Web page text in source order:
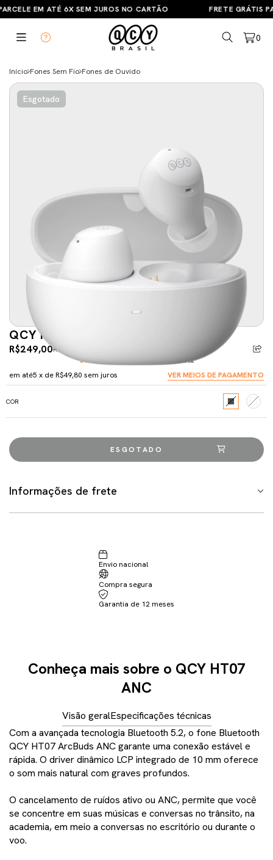
EM ATÉ 6X SEM JUROS NO CARTÃO FRETE GRÁTIS
0
Esgotado
Início Fones Sem Fio Fones de Ouvido
QCY HT07 ANC
R$249,00R$310,00
5% de descontopagando com Pix
em até5 x deR$49,80 sem juros VER MEIOS DE PAGAMENTO
COR
Informações de frete
Envio nacional
Compra segura
Garantia de 12 meses
Conheça mais sobre o QCY HT07
ANC
Visão geralEspecificações técnicas
Com a avançada tecnologia Bluetooth 5.2, o fone Bluetooth
QCY HT07 ArcBuds ANC garante uma conexão estável e
rápida. O driver dinâmico LCP integrado de 10 mm oferece
o som mais natural com graves profundos.
O cancelamento de ruídos ativo ou ANC, permite que você
se concentre em suas músicas e conversas no trânsito, na
academia, em meio a conversas no escritório ou durante o
voo.